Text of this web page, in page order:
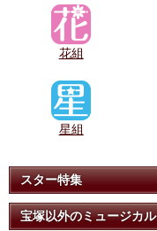
花組
星組
スター特集
宝塚以外のミュージカル